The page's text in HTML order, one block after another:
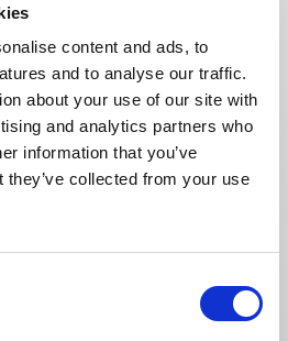
content and ads, to
and to analyse our traffic.
about your use of our site with
and analytics partners who
information that you’ve
they’ve collected from your use
Bolzano
& vendita Kia Bressanone
nuovo
usato
termine